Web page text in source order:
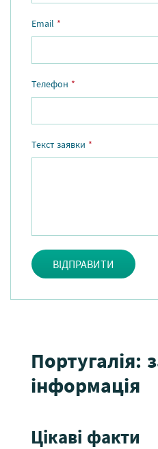
Email *
Телефон *
Текст заявки *
ВІДПРАВИТИ
Португалія:
інформація
Цікаві факти